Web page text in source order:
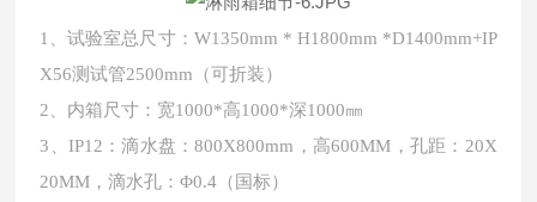
1、试验室总尺寸：W1350mm * H1800mm *D1400mm+IP
X56测试管2500mm（可折装）
2、内箱尺寸：宽1000*高1000*深1000㎜
3、IP12：滴水盘：800X800mm，高600MM，孔距：20X
20MM，滴水孔：Φ0.4（国标）